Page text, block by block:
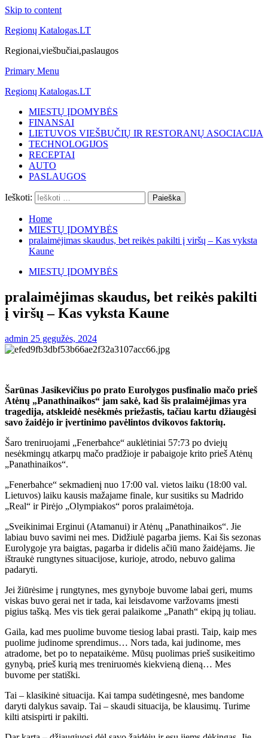
Skip to content
Regionų Katalogas.LT
Regionai,viešbučiai,paslaugos
Primary Menu
Regionų Katalogas.LT
MIESTŲ ĮDOMYBĖS
FINANSAI
LIETUVOS VIEŠBUČIŲ IR RESTORANŲ ASOCIACIJA
TECHNOLOGIJOS
RECEPTAI
AUTO
PASLAUGOS
Ieškoti:
Home
MIESTŲ ĮDOMYBĖS
pralaimėjimas skaudus, bet reikės pakilti į viršų – Kas vyksta
Kaune
MIESTŲ ĮDOMYBĖS
pralaimėjimas skaudus, bet reikės pakilti
į viršų – Kas vyksta Kaune
admin 25 gegužės, 2024
Šarūnas Jasikevičius po prato Eurolygos pusfinalio mačo prieš
Atėnų „Panathinaikos“ jam sakė, kad šis pralaimėjimas yra
tragedija, atskleidė nesėkmės priežastis, tačiau kartu džiaugėsi
savo žaidėjo ir įvertinimo pavėlintos dvikovos faktorių.
Šaro treniruojami „Fenerbahce“ auklėtiniai 57:73 po dviejų
nesėkmingų atkarpų mačo pradžioje ir pabaigoje krito prieš Atėnų
„Panathinaikos“.
„Fenerbahce“ sekmadienį nuo 17:00 val. vietos laiku (18:00 val.
Lietuvos) laiku kausis mažajame finale, kur susitiks su Madrido
„Real“ ir Pirėjo „Olympiakos“ poros pralaimėtoja.
„Sveikinimai Erginui (Atamanui) ir Atėnų „Panathinaikos“. Jie
labiau buvo savimi nei mes. Didžiulė pagarba jiems. Kai šis sezonas
Eurolygoje yra baigtas, pagarba ir didelis ačiū mano žaidėjams. Jie
ištraukė rungtynes ​​situacijose, kurioje, atrodo, nebuvo galima
padaryti.
Jei žiūrėsime į rungtynes, mes gynyboje buvome labai geri, mums
viskas buvo gerai net ir tada, kai leisdavome varžovams įmesti
pigius tašką. Mes vis tiek gerai palaikome „Panath“ ekipą jų toliau.
Gaila, kad mes puolime buvome tiesiog labai prasti. Taip, kaip mes
puolime judinome sprendimus… Nors tada, kai judinome, mes
atradome, bet po to nepataikėme. Mūsų puolimas prieš susikeitimo
gynybą, prieš kurią mes treniruomės kiekvieną dieną… Mes
buvome per statiški.
Tai – klasikinė situacija. Kai tampa sudėtingesnė, mes bandome
daryti dalykus savaip. Tai – skaudi situacija, be klausimų. Turime
kilti atsispirti ir pakilti.